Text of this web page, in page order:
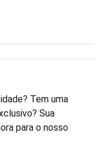
Tem uma
Sua
para o nosso